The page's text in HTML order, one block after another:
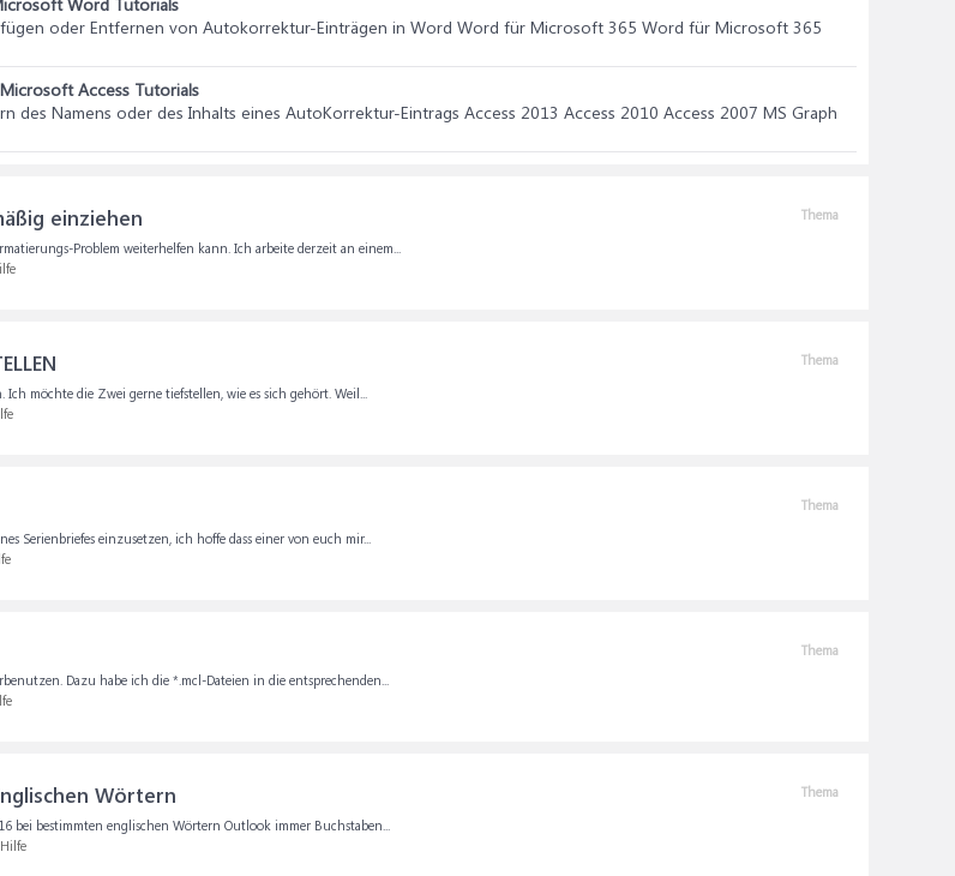
oder Entfernen von Autokorrektur-Einträgen in Word Word für Microsoft 365 Word für Microsoft 365
Microsoft Access Tutorials
des Namens oder des Inhalts eines AutoKorrektur-Eintrags Access 2013 Access 2010 Access 2007 MS Graph
Thema
einziehen
Problem weiterhelfen kann. Ich arbeite derzeit an einem...
Thema
möchte die Zwei gerne tiefstellen, wie es sich gehört. Weil...
Thema
Serienbriefes einzusetzen, ich hoffe dass einer von euch mir...
Thema
Dazu habe ich die *.mcl-Dateien in die entsprechenden...
Thema
Wörtern
bei bestimmten englischen Wörtern Outlook immer Buchstaben...